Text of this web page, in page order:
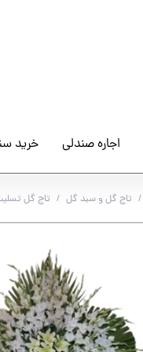
اجاره صندلی خرید
تاج گل و سبد گل تاج گل تسلیت